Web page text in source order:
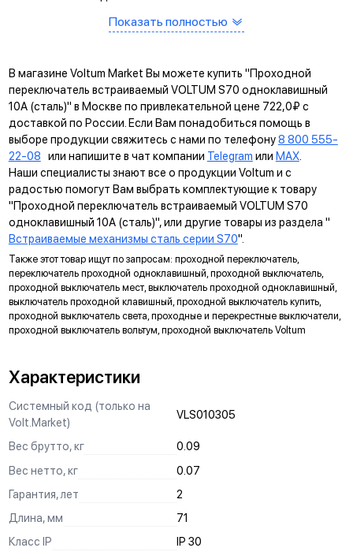
САМОЗАЖИМНЫЕ КЛЕММЫ
КРЕПЛЕНИЕ EASY CLICK
Обеспечивает быстрое и легкое соединение механизма с
рамкой. Восемь фиксаторов по периметру нивелируют
неровности стены и надежно удерживают конструкцию.
УНИВЕРСАЛЬНЫЙ МОНТАЖ
Суппорт поддерживает установку механизма в
многопостовые рамки как по горизонтали, так и по вертикали.
ДИАГОНАЛЬНЫЕ ОТВЕРСТИЯ СУППОРТА
Предназначены для удобного крепления механизмов в
нестандартных условиях, не требующих применения
подрозетников.
МАРКИРОВКА
АНКЕРНОЕ КРЕПЛЕНИЕ
Надежно фиксирует механизм в подрозетнике, не мешая
монтажу и не выпадая из свободного положения.
Механизм выполнен с учетом защиты проводов от
повреждений при установке, обеспечивая безопасную
эксплуатацию и исключая вероятность замыкания на детали
Показать полностью
В магазине Voltum Market Вы можете купить "Проходной
переключатель встраиваемый VOLTUM S70 одноклавишный
10А (сталь)" в Москве по привлекательной цене 722,0₽ с
доставкой по России. Если Вам понадобиться помощь в
выборе продукции свяжитесь с нами по телефону8 800 555-
22-08 или напишите в чат компании Telegram или MAX.
Наши специалисты знают все о продукции Voltum и с
радостью помогут Вам выбрать комплектующие к товару
"Проходной переключатель встраиваемый VOLTUM S70
одноклавишный 10А (сталь)", или другие товары из раздела "
Встраиваемые механизмы сталь серии S70".
Также этот товар ищут по запросам: проходной переключатель,
переключатель проходной одноклавишный, проходной выключатель,
проходной выключатель мест, выключатель проходной одноклавишный,
выключатель проходной клавишный, проходной выключатель купить,
проходной выключатель света, проходные и перекрестные выключатели,
проходной выключатель вольтум, проходной выключатель Voltum
Характеристики
Системный код (только на
Volt.Market)
VLS010305
Вес брутто, кг
0.09
Вес нетто, кг
0.07
Гарантия, лет
2
Длина, мм
71
Класс IP
IP 30